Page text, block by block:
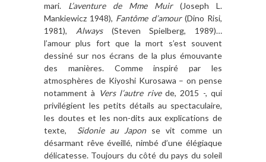
mari. L’aventure de Mme Muir(Joseph L.
Mankiewicz 1948), Fantôme d’amour(Dino Risi,
1981), Always (Steven Spielberg, 1989)…
l’amour plus fort que la mort s’est souvent
dessiné sur nos écrans de la plus émouvante
des manières. Comme inspiré par les
atmosphères de Kiyoshi Kurosawa – on pense
notamment à Vers l’autre rivede, 2015 -, qui
privilégient les petits détails au spectaculaire,
les doutes et les non-dits aux explications de
texte, Sidonie au Japonse vit comme un
désarmant rêve éveillé, nimbé d’une élégiaque
délicatesse. Toujours du côté du pays du soleil